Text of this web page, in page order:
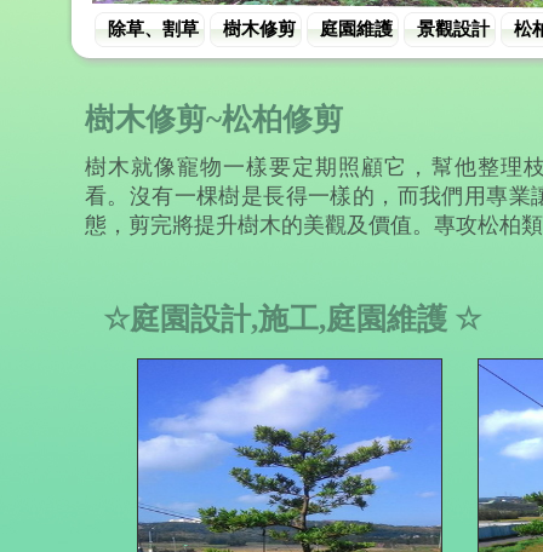
除草、割草 樹木修剪 庭園維護 景觀設計 松
樹木修剪~松柏修剪
樹木就像寵物一樣要定期照顧它，幫他整理
看。沒有一棵樹是長得一樣的，而我們用專業
態，剪完將提升樹木的美觀及價值。專攻松柏
☆庭園設計,施工,庭園維護 ☆